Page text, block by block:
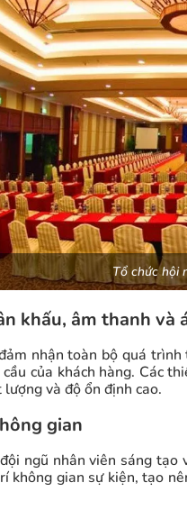
Tổ chức hội
khấu, âm thanh và
nhận toàn bộ quá
cầu của khách hàng. Các
và độ ổn định cao.
gian
ngũ nhân viên sáng
không gian sự kiện, tạo